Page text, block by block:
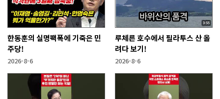
한동훈의 실명팩폭에 기죽은 민
주당!
2026-8-6
루체른 호수에서 필라투스 산 올
려다 보기!
2026-8-6